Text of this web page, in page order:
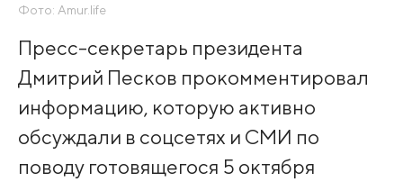
Фото: Amur.life
Пресс-секретарь президента
Дмитрий Песков прокомментировал
информацию, которую активно
обсуждали в соцсетях и СМИ по
поводу готовящегося 5 октября